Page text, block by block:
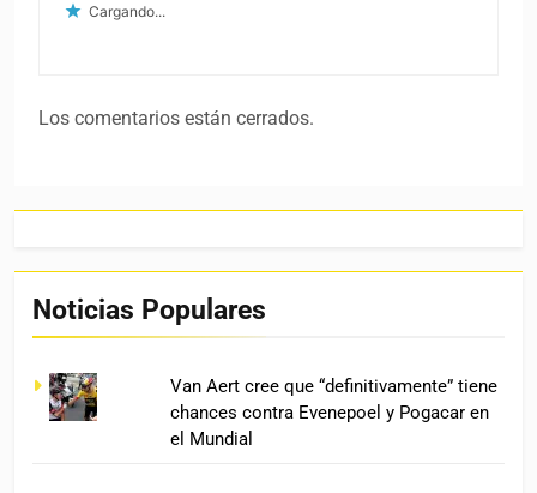
Cargando...
Los comentarios están cerrados.
Noticias Populares
Van Aert cree que “definitivamente” tiene
chances contra Evenepoel y Pogacar en
el Mundial